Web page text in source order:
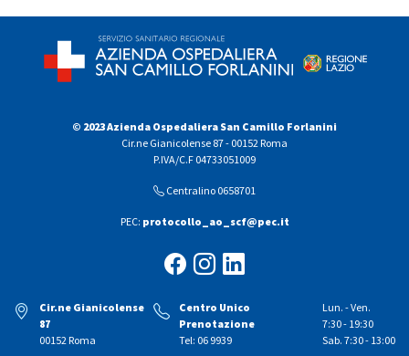
© 2023 Azienda Ospedaliera San Camillo Forlanini
Cir.ne Gianicolense 87 - 00152 Roma
P.IVA/C.F 04733051009
Centralino 0658701
PEC: protocollo_ao_scf@pec.it
Cir.ne Gianicolense
87
00152 Roma
Centro Unico
Prenotazione
Tel: 06 9939
Lun. - Ven.
7:30 - 19:30
Sab. 7:30 - 13:00